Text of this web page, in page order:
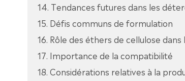
14. Tendances futures dans les
15. Défis communs de formulation
16. Rôle des éthers de cellulose
17. Importance de la compatibilité
18. Considérations relatives à la